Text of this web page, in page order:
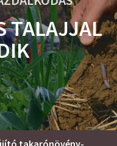
TALAJJAL
takarónövény-